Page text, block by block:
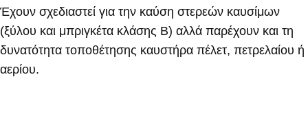
Έχουν σχεδιαστεί για την καύση στερεών καυσίμων
(ξύλου και μπριγκέτα κλάσης Β) αλλά παρέχουν και τη
δυνατότητα τοποθέτησης καυστήρα πέλετ, πετρελαίου ή
αερίου.